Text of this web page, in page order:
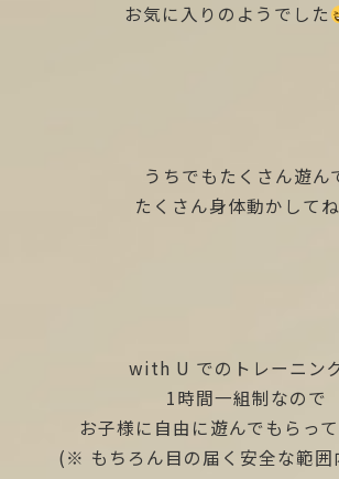
お気に入りのようでした
うちでもたくさん遊ん
たくさん身体動かしてね
with U でのトレーニン
1時間一組制なので
お子様に自由に遊んでもらっ
(※ もちろん目の届く安全な範囲